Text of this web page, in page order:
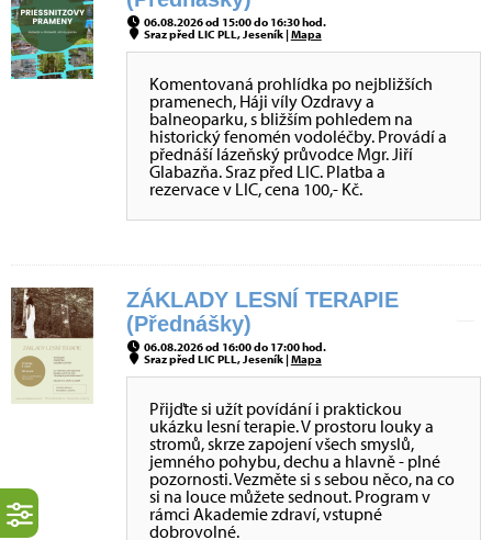
06.08.2026 od 15:00 do 16:30 hod.
Sraz před LIC PLL, Jeseník |Mapa
Komentovaná prohlídka po nejbližších
pramenech, Háji víly Ozdravy a
balneoparku, s bližším pohledem na
historický fenomén vodoléčby. Provádí a
přednáší lázeňský průvodce Mgr. Jiří
Glabazňa. Sraz před LIC. Platba a
rezervace v LIC, cena 100,- Kč.
ZÁKLADY LESNÍ TERAPIE
(Přednášky)
06.08.2026 od 16:00 do 17:00 hod.
Sraz před LIC PLL, Jeseník |Mapa
Přijďte si užít povídání i praktickou
ukázku lesní terapie. V prostoru louky a
stromů, skrze zapojení všech smyslů,
jemného pohybu, dechu a hlavně - plné
pozornosti. Vezměte si s sebou něco, na co
si na louce můžete sednout. Program v
rámci Akademie zdraví, vstupné
dobrovolné.